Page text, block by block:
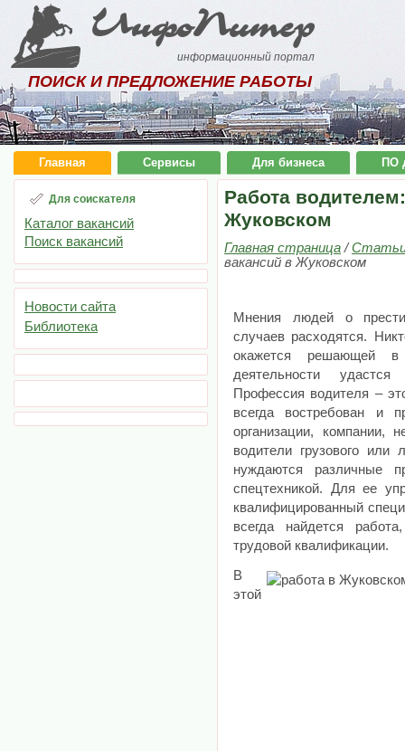
ИнфоПитер
информационный портал
ПОИСК И ПРЕДЛОЖЕНИЕ РАБОТЫ
Главная Сервисы Для бизнеса ПО
Для соискателя
Каталог вакансий
Поиск вакансий
Новости сайта
Библиотека
Работа
Жуковском
Главная страница/
вакансий в Жуковском
Мнения людей о
случаев расходятся.
окажется решающей
деятельности
Профессия водителя –
всегда востребован и
организации, компании,
водители грузового или
нуждаются различные
спецтехникой. Для ее
квалифицированный
всегда найдется
трудовой квалификации.
В
этой